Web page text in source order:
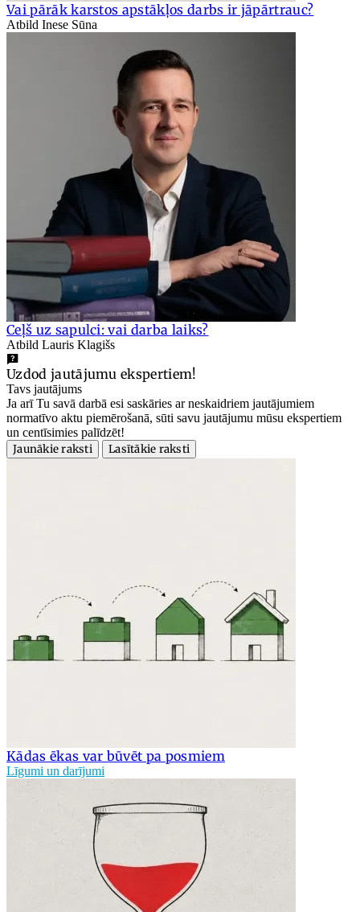
Vai pārāk karstos apstākļos darbs ir jāpārtrauc?
Atbild Inese Sūna
Ceļš uz sapulci: vai darba laiks?
Atbild Lauris Klagišs
Uzdod jautājumu ekspertiem!
Tavs jautājums
Ja arī Tu savā darbā esi saskāries ar neskaidriem jautājumiem
normatīvo aktu piemērošanā, sūti savu jautājumu mūsu ekspertiem
un centīsimies palīdzēt!
Jaunākie raksti
Lasītākie raksti
Kādas ēkas var būvēt pa posmiem
Līgumi un darījumi